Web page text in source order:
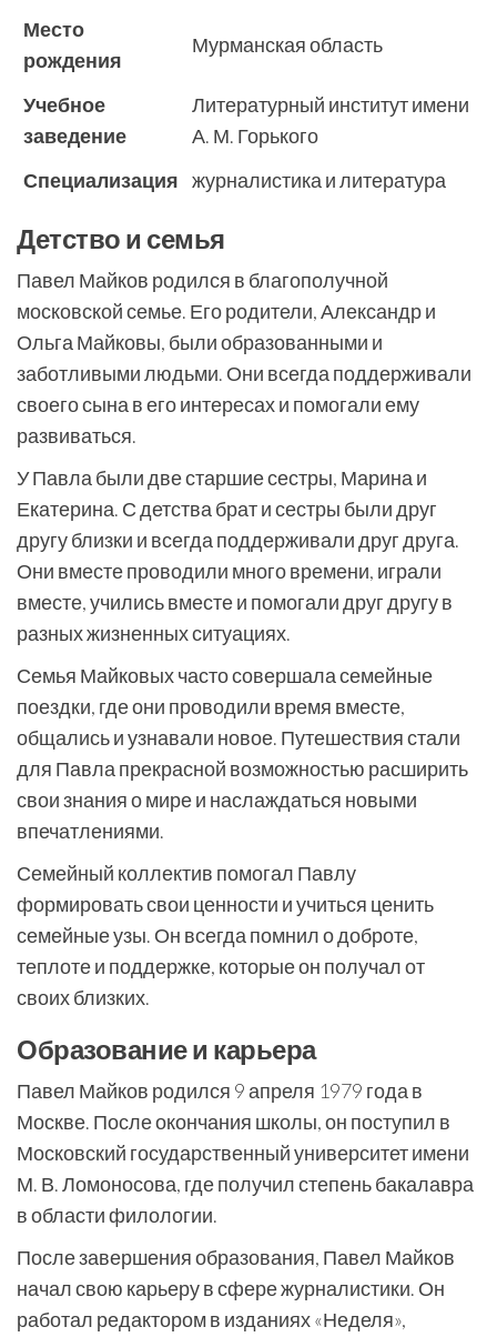
Место
рождения
Мурманская область
Учебное
заведение
Литературный институт имени
А. М. Горького
Специализация журналистика и литература
Детство и семья
Павел Майков родился в благополучной
московской семье. Его родители, Александр и
Ольга Майковы, были образованными и
заботливыми людьми. Они всегда поддерживали
своего сына в его интересах и помогали ему
развиваться.
У Павла были две старшие сестры, Марина и
Екатерина. С детства брат и сестры были друг
другу близки и всегда поддерживали друг друга.
Они вместе проводили много времени, играли
вместе, учились вместе и помогали друг другу в
разных жизненных ситуациях.
Семья Майковых часто совершала семейные
поездки, где они проводили время вместе,
общались и узнавали новое. Путешествия стали
для Павла прекрасной возможностью расширить
свои знания о мире и наслаждаться новыми
впечатлениями.
Семейный коллектив помогал Павлу
формировать свои ценности и учиться ценить
семейные узы. Он всегда помнил о доброте,
теплоте и поддержке, которые он получал от
своих близких.
Образование и карьера
Павел Майков родился 9 апреля 1979 года в
Москве. После окончания школы, он поступил в
Московский государственный университет имени
М. В. Ломоносова, где получил степень бакалавра
в области филологии.
После завершения образования, Павел Майков
начал свою карьеру в сфере журналистики. Он
работал редактором в изданиях «Неделя»,